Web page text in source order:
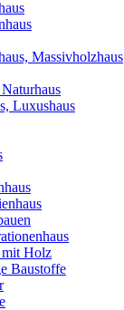
Massivholzhaus
Luxushaus
mit Holz
Baustoffe